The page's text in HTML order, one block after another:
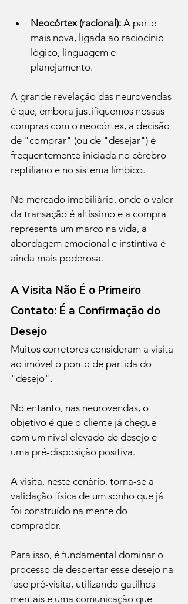
Neocórtex (racional): A parte
mais nova, ligada ao raciocínio
lógico, linguagem e
planejamento.
A grande revelação das neurovendas
é que, embora justifiquemos nossas
compras com o neocórtex, a decisão
de "comprar" (ou de "desejar") é
frequentemente iniciada no cérebro
reptiliano e no sistema límbico.
No mercado imobiliário, onde o valor
da transação é altíssimo e a compra
representa um marco na vida, a
abordagem emocional e instintiva é
ainda mais poderosa.
A Visita Não É o Primeiro
Contato: É a Confirmação do
Desejo
Muitos corretores consideram a visita
ao imóvel o ponto de partida do
"desejo".
No entanto, nas neurovendas, o
objetivo é que o cliente já chegue
com um nível elevado de desejo e
uma pré-disposição positiva.
A visita, neste cenário, torna-se a
validação física de um sonho que já
foi construído na mente do
comprador.
Para isso, é fundamental dominar o
processo de despertar esse desejo na
fase pré-visita, utilizando gatilhos
mentais e uma comunicação que